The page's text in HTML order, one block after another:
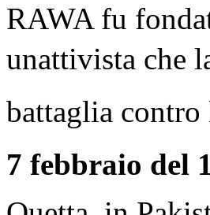
RAWA fu
unattivista che
battaglia contro
7 febbraio del